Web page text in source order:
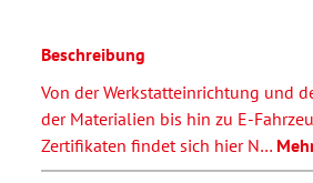
Beschreibung
Von der Werkstatteinrichtung und
der Materialien bis hin zu E-
Zertifikaten findet sich hier N…